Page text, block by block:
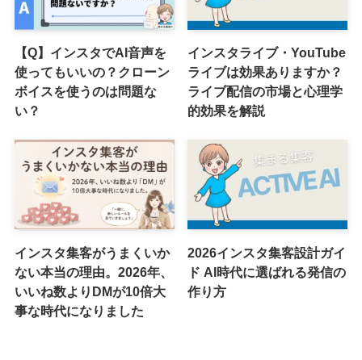
【Q】インスタでAI音声を
使ってもいいの？クローン
ボイスを使うのは問題な
い？
インスタライブ・YouTube
ライブは効果ありますか？
ライブ配信の市場と心理学
的効果を解説
インスタ集客がうまくいか
ない本当の理由。2026年、
いいね数よりDMが10倍大
事な時代になりました
2026インスタ集客設計ガイ
ド AI時代に選ばれる発信の
作り方